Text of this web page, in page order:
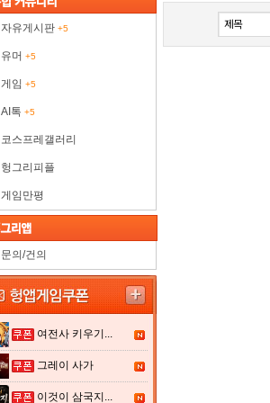
자유게시판 +5
유머 +5
게임 +5
AI톡 +5
코스프레갤러리
헝그리피플
게임만평
문의/건의
여전사 키우기...
그레이 사가
이것이 삼국지...